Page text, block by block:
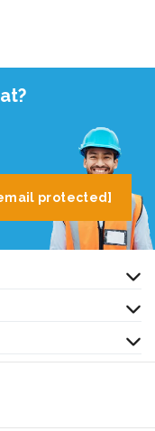
protected]